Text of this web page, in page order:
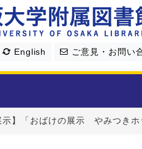
English ご意見・お問い
示】「おばけの展示 やみつきホ